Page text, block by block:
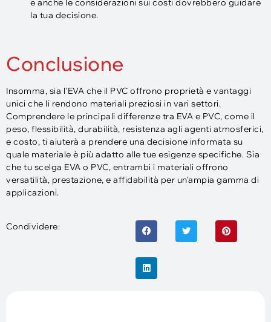
e anche le considerazioni sui costi dovrebbero guidare
la tua decisione.
Conclusione
Insomma, sia l'EVA che il PVC offrono proprietà e vantaggi
unici che li rendono materiali preziosi in vari settori.
Comprendere le principali differenze tra EVA e PVC, come il
peso, flessibilità, durabilità, resistenza agli agenti atmosferici,
e costo, ti aiuterà a prendere una decisione informata su
quale materiale è più adatto alle tue esigenze specifiche. Sia
che tu scelga EVA o PVC, entrambi i materiali offrono
versatilità, prestazione, e affidabilità per un'ampia gamma di
applicazioni.
Condividere: